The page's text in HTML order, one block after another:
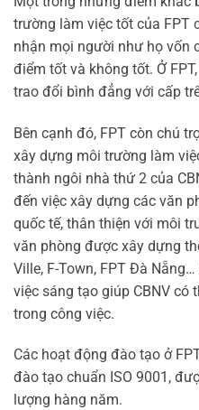
trường làm việc tốt của FPT
nhận mọi người như họ vốn
điểm tốt và không tốt. Ở
trao đổi bình đẳng với cấp
Bên cạnh đó, FPT còn chú
xây dựng môi trường làm
thành ngôi nhà thứ 2 của
đến việc xây dựng các văn
quốc tế, thân thiện với môi
văn phòng được xây dựng
Ville, F-Town, FPT Đà
việc sáng tạo giúp CBNV có
trong công việc.
Các hoạt động đào tạo ở
đào tạo chuẩn ISO 9001,
lượng hàng năm.